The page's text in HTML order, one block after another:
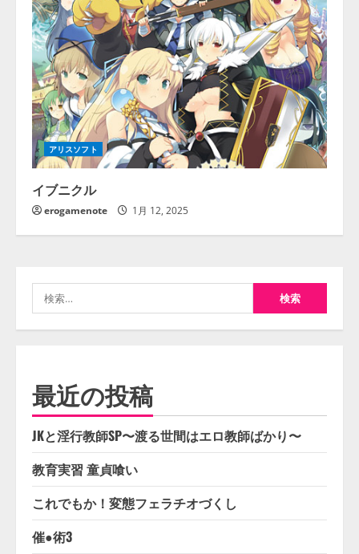
アリスソフト
イブニクル
erogamenote 1月 12, 2025
索:
最近の投稿
JKと淫行教師SP〜渡る世間はエロ教師ばかり〜
教育実習 童貞喰い
これでもか！変態フェラチオづくし
催●術3